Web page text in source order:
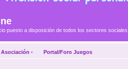
puesto a disposición de todos los sectores
Asociación • Portal/Foro Juegos